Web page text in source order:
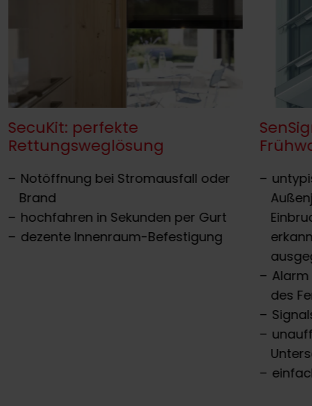
SecuKit: perfekte
Rettungsweglösung
Notöffnung bei Stromausfall oder
Brand
hochfahren in Sekunden per Gurt
dezente Innenraum-Befestigung
des